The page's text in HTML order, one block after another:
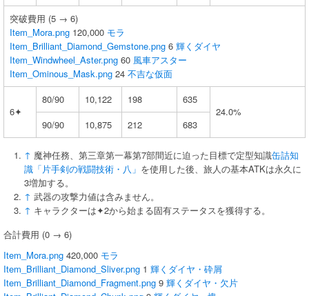
突破費用 (5 → 6)
Item_Mora.png 120,000 モラ
Item_Brilliant_Diamond_Gemstone.png 6 輝くダイヤ
Item_Windwheel_Aster.png 60 風車アスター
Item_Ominous_Mask.png 24 不吉な仮面
6✦
80/90 10,122 198
635
24.0%
90/90
10,875 212 683
↑ 魔神任務、第三章第一幕第7部間近に迫った目標で定型知識缶詰知
識「片手剣の戦闘技術・八」 を使用した後、旅人の基本ATKは永久に
3増加する。
↑ 武器の攻撃力値は含みません。
↑ キャラクターは✦2から始まる固有ステータスを獲得する。
合計費用 (0 → 6)
Item_Mora.png 420,000 モラ
Item_Brilliant_Diamond_Sliver.png 1 輝くダイヤ・砕屑
Item_Brilliant_Diamond_Fragment.png 9 輝くダイヤ・欠片